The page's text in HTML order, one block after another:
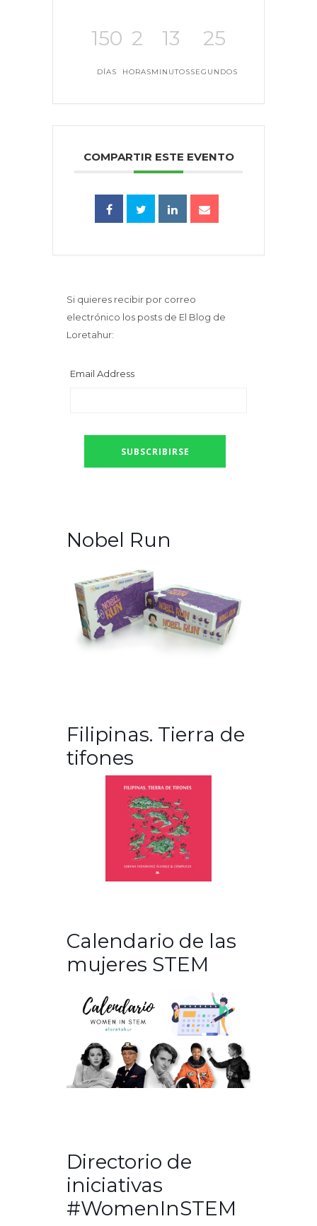
150
DÍAS
2
HORAS
13
MINUTOS
25
SEGUNDOS
COMPARTIR ESTE EVENTO
Si quieres recibir por correo
electrónico los posts de El Blog de
Loretahur:
Email Address
Nobel Run
Filipinas. Tierra de
tifones
Calendario de las
mujeres STEM
Directorio de
iniciativas
#WomenInSTEM